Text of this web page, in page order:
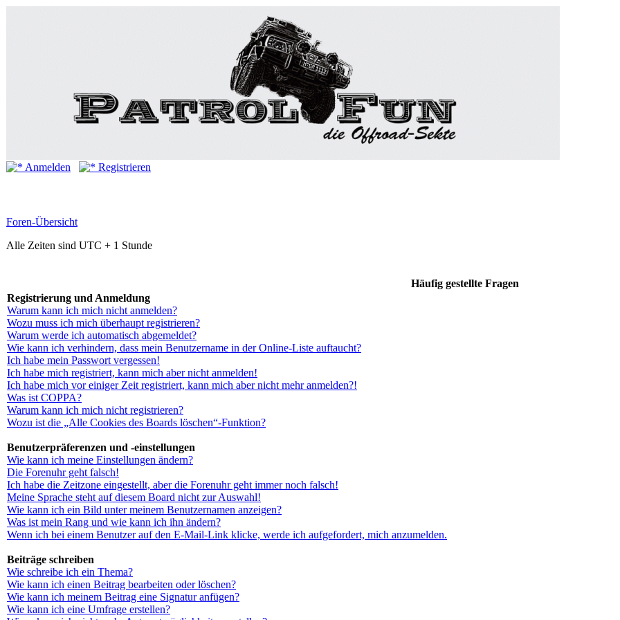
Anmelden Registrieren
Foren-Übersicht
Alle Zeiten sind UTC + 1 Stunde
Häufig gestellte Fragen
Registrierung und Anmeldung
Warum kann ich mich nicht anmelden?
Wozu muss ich mich überhaupt registrieren?
Warum werde ich automatisch abgemeldet?
Wie kann ich verhindern, dass mein Benutzername in der Online-Liste auftaucht?
Ich habe mein Passwort vergessen!
Ich habe mich registriert, kann mich aber nicht anmelden!
Ich habe mich vor einiger Zeit registriert, kann mich aber nicht mehr anmelden?!
Was ist COPPA?
Warum kann ich mich nicht registrieren?
Wozu ist die „Alle Cookies des Boards löschen“-Funktion?
Benutzerpräferenzen und -einstellungen
Wie kann ich meine Einstellungen ändern?
Die Forenuhr geht falsch!
Ich habe die Zeitzone eingestellt, aber die Forenuhr geht immer noch falsch!
Meine Sprache steht auf diesem Board nicht zur Auswahl!
Wie kann ich ein Bild unter meinem Benutzernamen anzeigen?
Was ist mein Rang und wie kann ich ihn ändern?
Wenn ich bei einem Benutzer auf den E-Mail-Link klicke, werde ich aufgefordert, mich anzumelden.
Beiträge schreiben
Wie schreibe ich ein Thema?
Wie kann ich einen Beitrag bearbeiten oder löschen?
Wie kann ich meinem Beitrag eine Signatur anfügen?
Wie kann ich eine Umfrage erstellen?